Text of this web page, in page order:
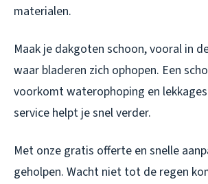
materialen.
Maak je dakgoten schoon, vooral in
waar bladeren zich ophopen. Een
voorkomt waterophoping en
service helpt je snel verder.
Met onze gratis offerte en snelle
geholpen. Wacht niet tot de regen